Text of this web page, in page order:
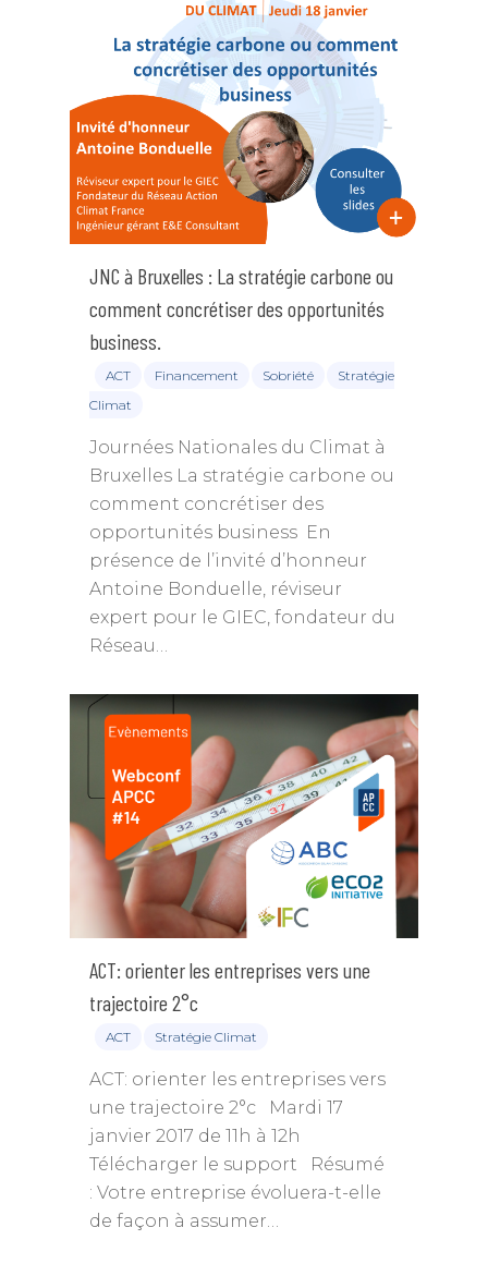
JNC à Bruxelles : La stratégie carbone ou
comment concrétiser des opportunités
business.
ACT Financement Sobriété
Stratégie
Climat
Journées Nationales du Climat à
Bruxelles La stratégie carbone ou
comment concrétiser des
opportunités business En
présence de l’invité d’honneur
Antoine Bonduelle, réviseur
expert pour le GIEC, fondateur du
Réseau…
ACT: orienter les entreprises vers une
trajectoire 2°c
ACT Stratégie Climat
ACT: orienter les entreprises vers
une trajectoire 2°c Mardi 17
janvier 2017 de 11h à 12h
Télécharger le support Résumé
: Votre entreprise évoluera-t-elle
de façon à assumer…
Devenir adhérent
Charte de déontologie
Qui sommes-nous
Annuaire des
Expertises